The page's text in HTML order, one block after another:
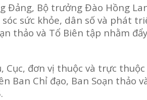
Đảng, Bộ trưởng Đào Hồng
sức khỏe, dân số và phát
thảo và Tổ Biên tập nhằm
đơn vị thuộc và trực thuộc
Ban Chỉ đạo, Ban Soạn thảo